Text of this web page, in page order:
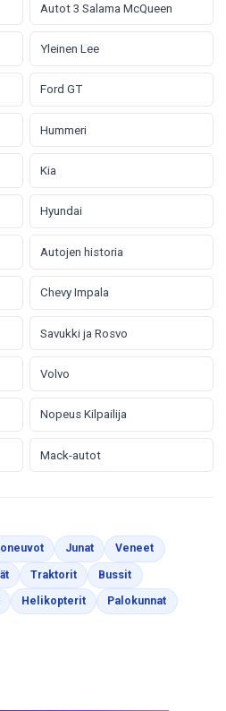
Autot 3 Salama McQueen
Yleinen Lee
Ford GT
Hummeri
Kia
Hyundai
Autojen historia
Chevy Impala
Savukki ja Rosvo
Volvo
Nopeus Kilpailija
Mack-autot
Värityskuvat
JunatVärityskuvat
VeneetVärityskuvat
Värityskuvat
TraktoritVärityskuvat
BussitVärityskuvat
HelikopteritVärityskuvat
Palokunnat